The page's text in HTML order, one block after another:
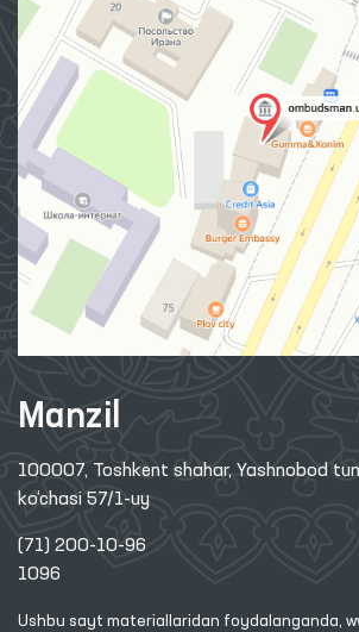
Manzil
100007, Toshkent shahar, Yashnobod
ko‘chasi 57/1-uy
(71) 200-10-96
1096
Ushbu sayt materiallaridan foydalanganda,